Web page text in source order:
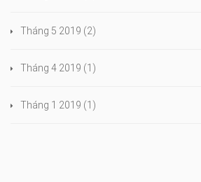
Tháng 5 2019 (2)
Tháng 4 2019 (1)
Tháng 1 2019 (1)